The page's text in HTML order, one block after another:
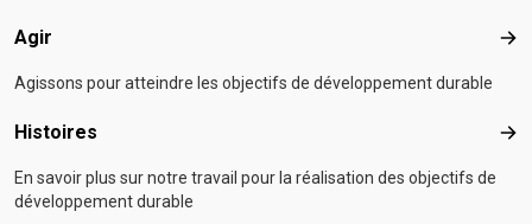
Agir Agir
Agissons pour atteindre les objectifs de développement durable
Histoires
En savoir plus sur notre travail pour la réalisation des objectifs de
développement durable